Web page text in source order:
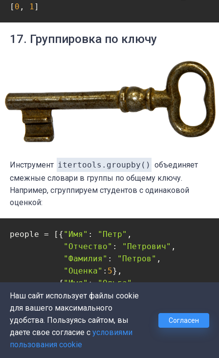
[ 0 , 1]
17. Группировка по ключу
Инструмент itertools.groupby() объединяет
смежные словари в группы по общему ключу.
Например, сгруппируем студентов с одинаковой
оценкой:
people = [{ "Имя" : "Петр" ,
"Отчество" : "Петрович" ,
"Фамилия" : "Петров" ,
"Оценка" : 5},
          {
"Имя": "Ольга",
"Отчество": "Алексеевна"
"Фамилия":
"Оценка":5},
          {
"Имя": "Николай"
"Отчество"
Наш сайт использует файлы cookie
для вашего максимального
удобства. Пользуясь сайтом, вы
даете свое согласие с условиями
пользования cookie
Согласен